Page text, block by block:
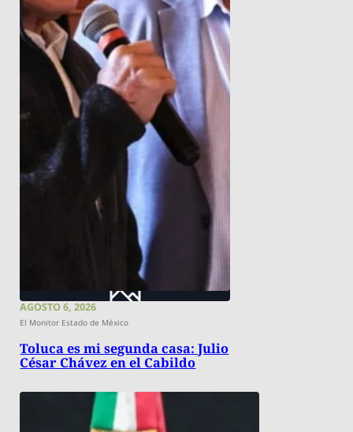
AGOSTO 6, 2026
El Monitor Estado de México
Toluca es mi segunda casa: Julio
César Chávez en el Cabildo